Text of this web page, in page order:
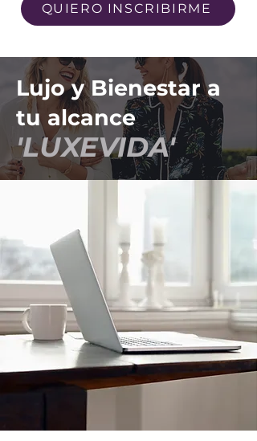
QUIERO INSCRIBIRME
Lujo y Bienestar a
tu alcance
'LUXEVIDA'